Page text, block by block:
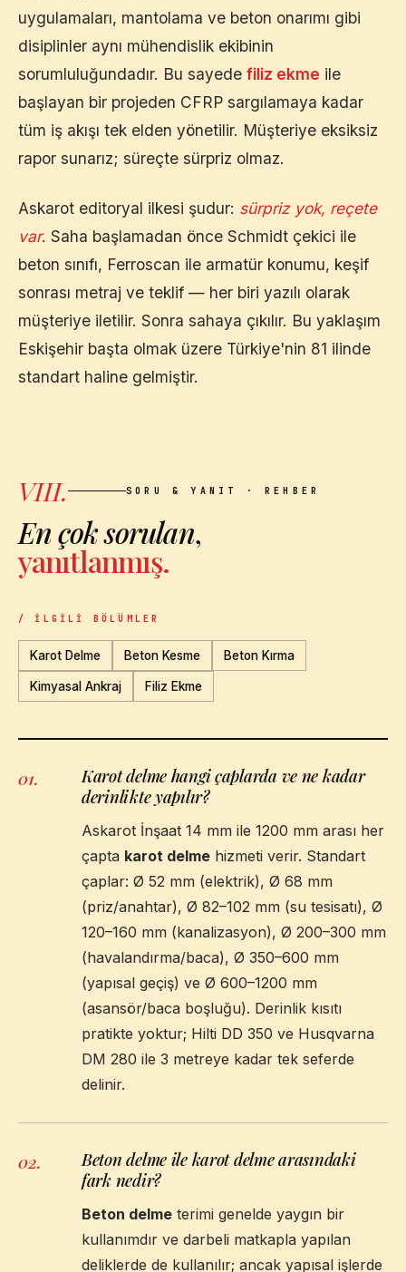
uygulamaları, mantolama ve beton onarımı gibi
disiplinler aynı mühendislik ekibinin
sorumluluğundadır. Bu sayede filiz ekme ile
başlayan bir projeden CFRP sargılamaya kadar
tüm iş akışı tek elden yönetilir. Müşteriye eksiksiz
rapor sunarız; süreçte sürpriz olmaz.
Askarot editoryal ilkesi şudur: sürpriz yok, reçete
var. Saha başlamadan önce Schmidt çekici ile
beton sınıfı, Ferroscan ile armatür konumu, keşif
sonrası metraj ve teklif — her biri yazılı olarak
müşteriye iletilir. Sonra sahaya çıkılır. Bu yaklaşım
Eskişehir başta olmak üzere Türkiye'nin 81 ilinde
standart haline gelmiştir.
VIII. SORU & YANIT · REHBER
En çok sorulan,
yanıtlanmış.
/ İLGILI BÖLÜMLER
Karot Delme Beton Kesme Beton Kırma
Kimyasal Ankraj Filiz Ekme
01.
Karot delme hangi çaplarda ve ne kadar
derinlikte yapılır?
Askarot İnşaat 14 mm ile 1200 mm arası her
çapta karot delme hizmeti verir. Standart
çaplar: Ø 52 mm (elektrik), Ø 68 mm
(priz/anahtar), Ø 82–102 mm (su tesisatı), Ø
120–160 mm (kanalizasyon), Ø 200–300 mm
(havalandırma/baca), Ø 350–600 mm
(yapısal geçiş) ve Ø 600–1200 mm
(asansör/baca boşluğu). Derinlik kısıtı
pratikte yoktur; Hilti DD 350 ve Husqvarna
DM 280 ile 3 metreye kadar tek seferde
delinir.
02.
Beton delme ile karot delme arasındaki
fark nedir?
Beton delme terimi genelde yaygın bir
kullanımdır ve darbeli matkapla yapılan
deliklerde de kullanılır; ancak yapısal işlerde